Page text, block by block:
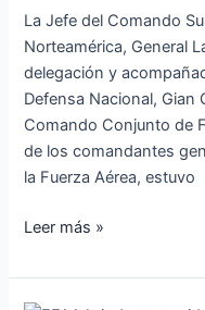
La Jefe del Comando
Norteamérica, General
delegación y
Defensa Nacional, Gian
Comando Conjunto de
de los comandantes
la Fuerza Aérea, estuvo
comandancia
general
de
la
armada
Leer más »